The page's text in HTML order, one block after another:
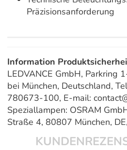
Präzisionsanforderung
Information
LEDVANCE GmbH, Parkring
bei München, Deutschland,
780673-100, E-mail:
Speziallampen: OSRAM
Straße 4, 80807 München,